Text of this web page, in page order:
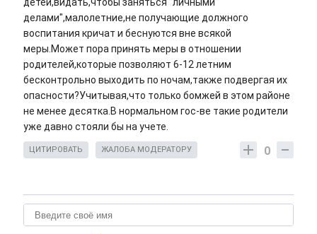
детей,видать,чтобы заняться "личными"
делами",малолетние,не получающие должного
воспитания кричат и беснуются вне всякой
меры.Может пора принять меры в отношении
родителей,которые позволяют 6-12 летним
бесконтрольно выходить по ночам,также подвергая их
опасности?Учитывая,что только бомжей в этом районе
не менее десятка.В нормальном гос-ве такие родители
уже давно стояли бы на учете.
0
ЦИТИРОВАТЬ ЖАЛОБА МОДЕРАТОРУ